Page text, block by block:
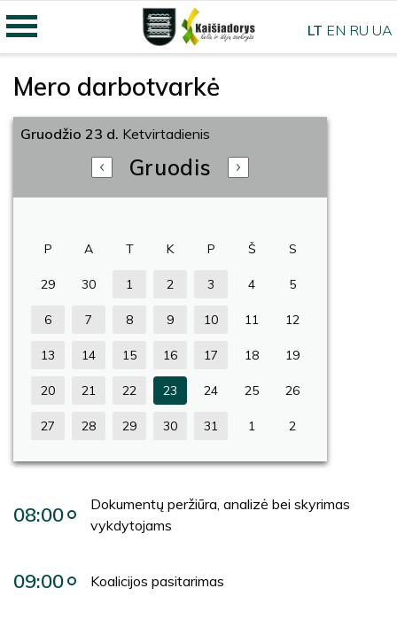
Mero darbotvarkė
Gruodžio 23 d. Ketvirtadienis
Gruodis
P A T K P Š S
29 30 1 2 3 4 5
6 7 8 9 10 11 12
13 14 15 16 17 18 19
20 21 22 23 24 25 26
27 28 29 30 31 1 2
08:00
Dokumentų peržiūra, analizė bei skyrimas
vykdytojams
09:00 Koalicijos pasitarimas
LT EN RU UA